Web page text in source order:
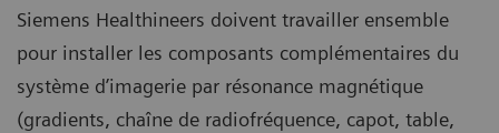
Siemens Healthineers doivent travailler ensemble
pour installer les composants complémentaires du
système d’imagerie par résonance magnétique
(gradients, chaîne de radiofréquence, capot, table,